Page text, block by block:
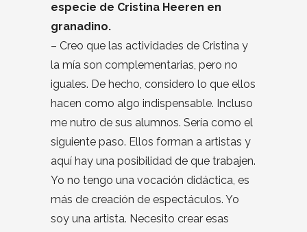
especie de Cristina Heeren en
granadino.
– Creo que las actividades de Cristina y
la mía son complementarias, pero no
iguales. De hecho, considero lo que ellos
hacen como algo indispensable. Incluso
me nutro de sus alumnos. Sería como el
siguiente paso. Ellos forman a artistas y
aquí hay una posibilidad de que trabajen.
Yo no tengo una vocación didáctica, es
más de creación de espectáculos. Yo
soy una artista. Necesito crear esas